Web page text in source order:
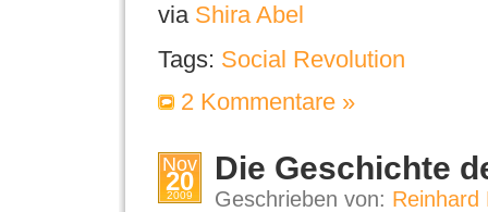
via Shira Abel
Tags: Social Revolution
2 Kommentare »
Nov
20
2009
Die Geschichte
Geschrieben von: Reinhard